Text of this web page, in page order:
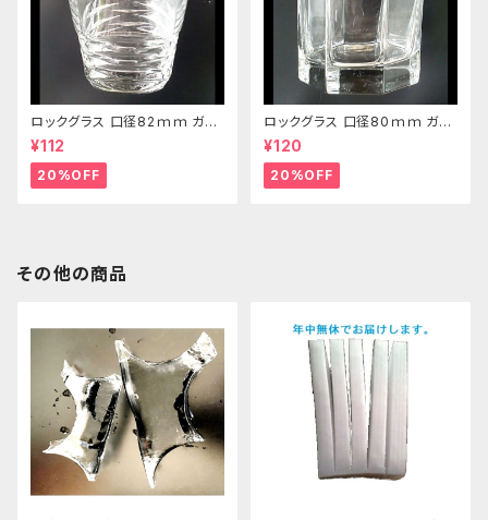
ロックグラス 口径82ｍｍ ガラ
ス製 250cc
¥112
20%OFF
ロックグラス 口径80ｍｍ ガラ
ス製 220cc
¥120
20%OFF
その他の商品